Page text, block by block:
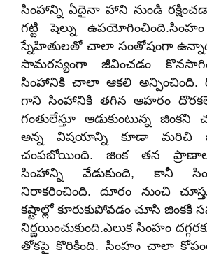
సింహాన్ని ఏదైనా హాని నుండి
గట్టి షెల్ను
స్నేహితులతో చాలా సంతోషంగా
సామరస్యంగా జీవించడం
సింహానికి చాలా ఆకలి
గాని సింహానికి తగిన ఆహరం
గంతులేస్తూ ఆడుకుంటున్న జింకని
అన్న విషయాన్ని కూడా మరిచి
చంపబోయింది. జింక తన
సింహాన్ని వేడుకుంది, కానీ
నిరాకరించింది. దూరం నుంచి
కష్టాల్లో కూరుకుపోవడం చూసి
నిర్ణయించుకుంది.ఎలుక సింహం
తోకపై కొరికింది. సింహం చాలా